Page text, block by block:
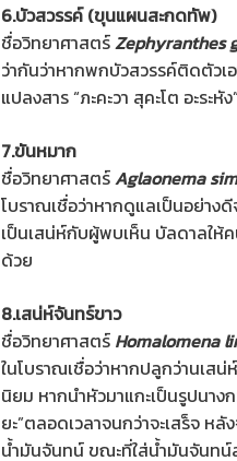
6.บัวสวรรค์ (ขุนแผนสะกดทัพ)
ชื่อวิทยาศาสตร์Zephyranthes
ว่ากันว่าหากพกบัวสวรรค์ติดตัวเ
แปลงสาร “ภะคะวา สุคะโต อะระ
7.ขันหมาก
ชื่อวิทยาศาสตร์Aglaonema
โบราณเชื่อว่าหากดูแลเป็นอย่าง
เป็นเสน่ห์กับผู้พบเห็น บัลดาลให้
ด้วย
8.เสน่ห์จันทร์ขาว
ชื่อวิทยาศาสตร์ Homalomena
ในโบราณเชื่อว่าหากปลูกว่านเส
นิยม หากนำหัวมาแกะเป็นรูปนาง
ยะ”ตลอดเวลาจนกว่าจะเสร็จ ห
น้ำมันจันทน์ ขณะที่ใส่น้ำมันจันทน์